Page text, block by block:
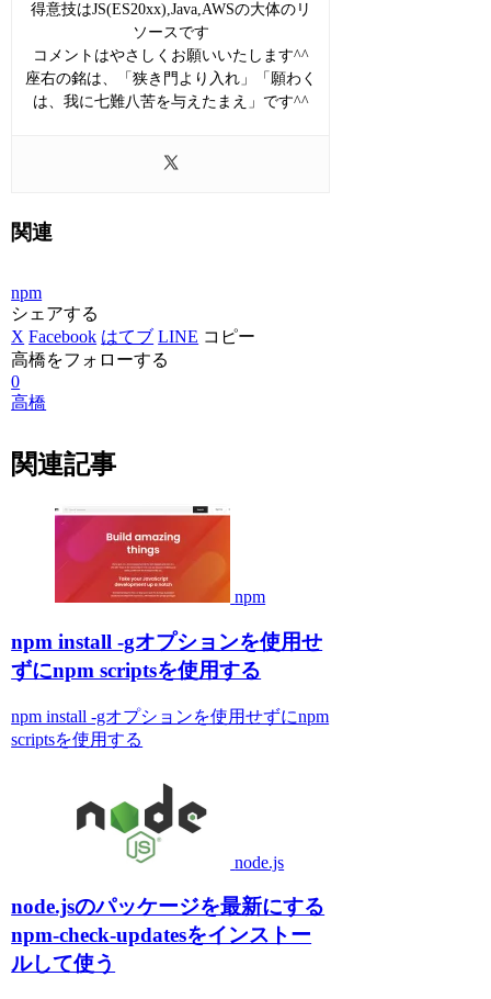
得意技はJS(ES20xx),Java,AWSの大体のリ
ソースです
コメントはやさしくお願いいたします^^
座右の銘は、「狭き門より入れ」「願わく
は、我に七難八苦を与えたまえ」です^^
関連
npm
シェアする
X Facebook はてブ LINE コピー
高橋をフォローする
0
高橋
関連記事
npm
npm install -gオプションを使用せ
ずにnpm scriptsを使用する
npm install -gオプションを使用せずにnpm
scriptsを使用する
node.js
node.jsのパッケージを最新にする
npm-check-updatesをインストー
ルして使う